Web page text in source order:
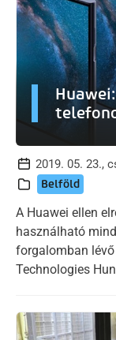
2019. 05. 23.,
Belföld
A Huawei ellen
használható
forgalomban
Technologies